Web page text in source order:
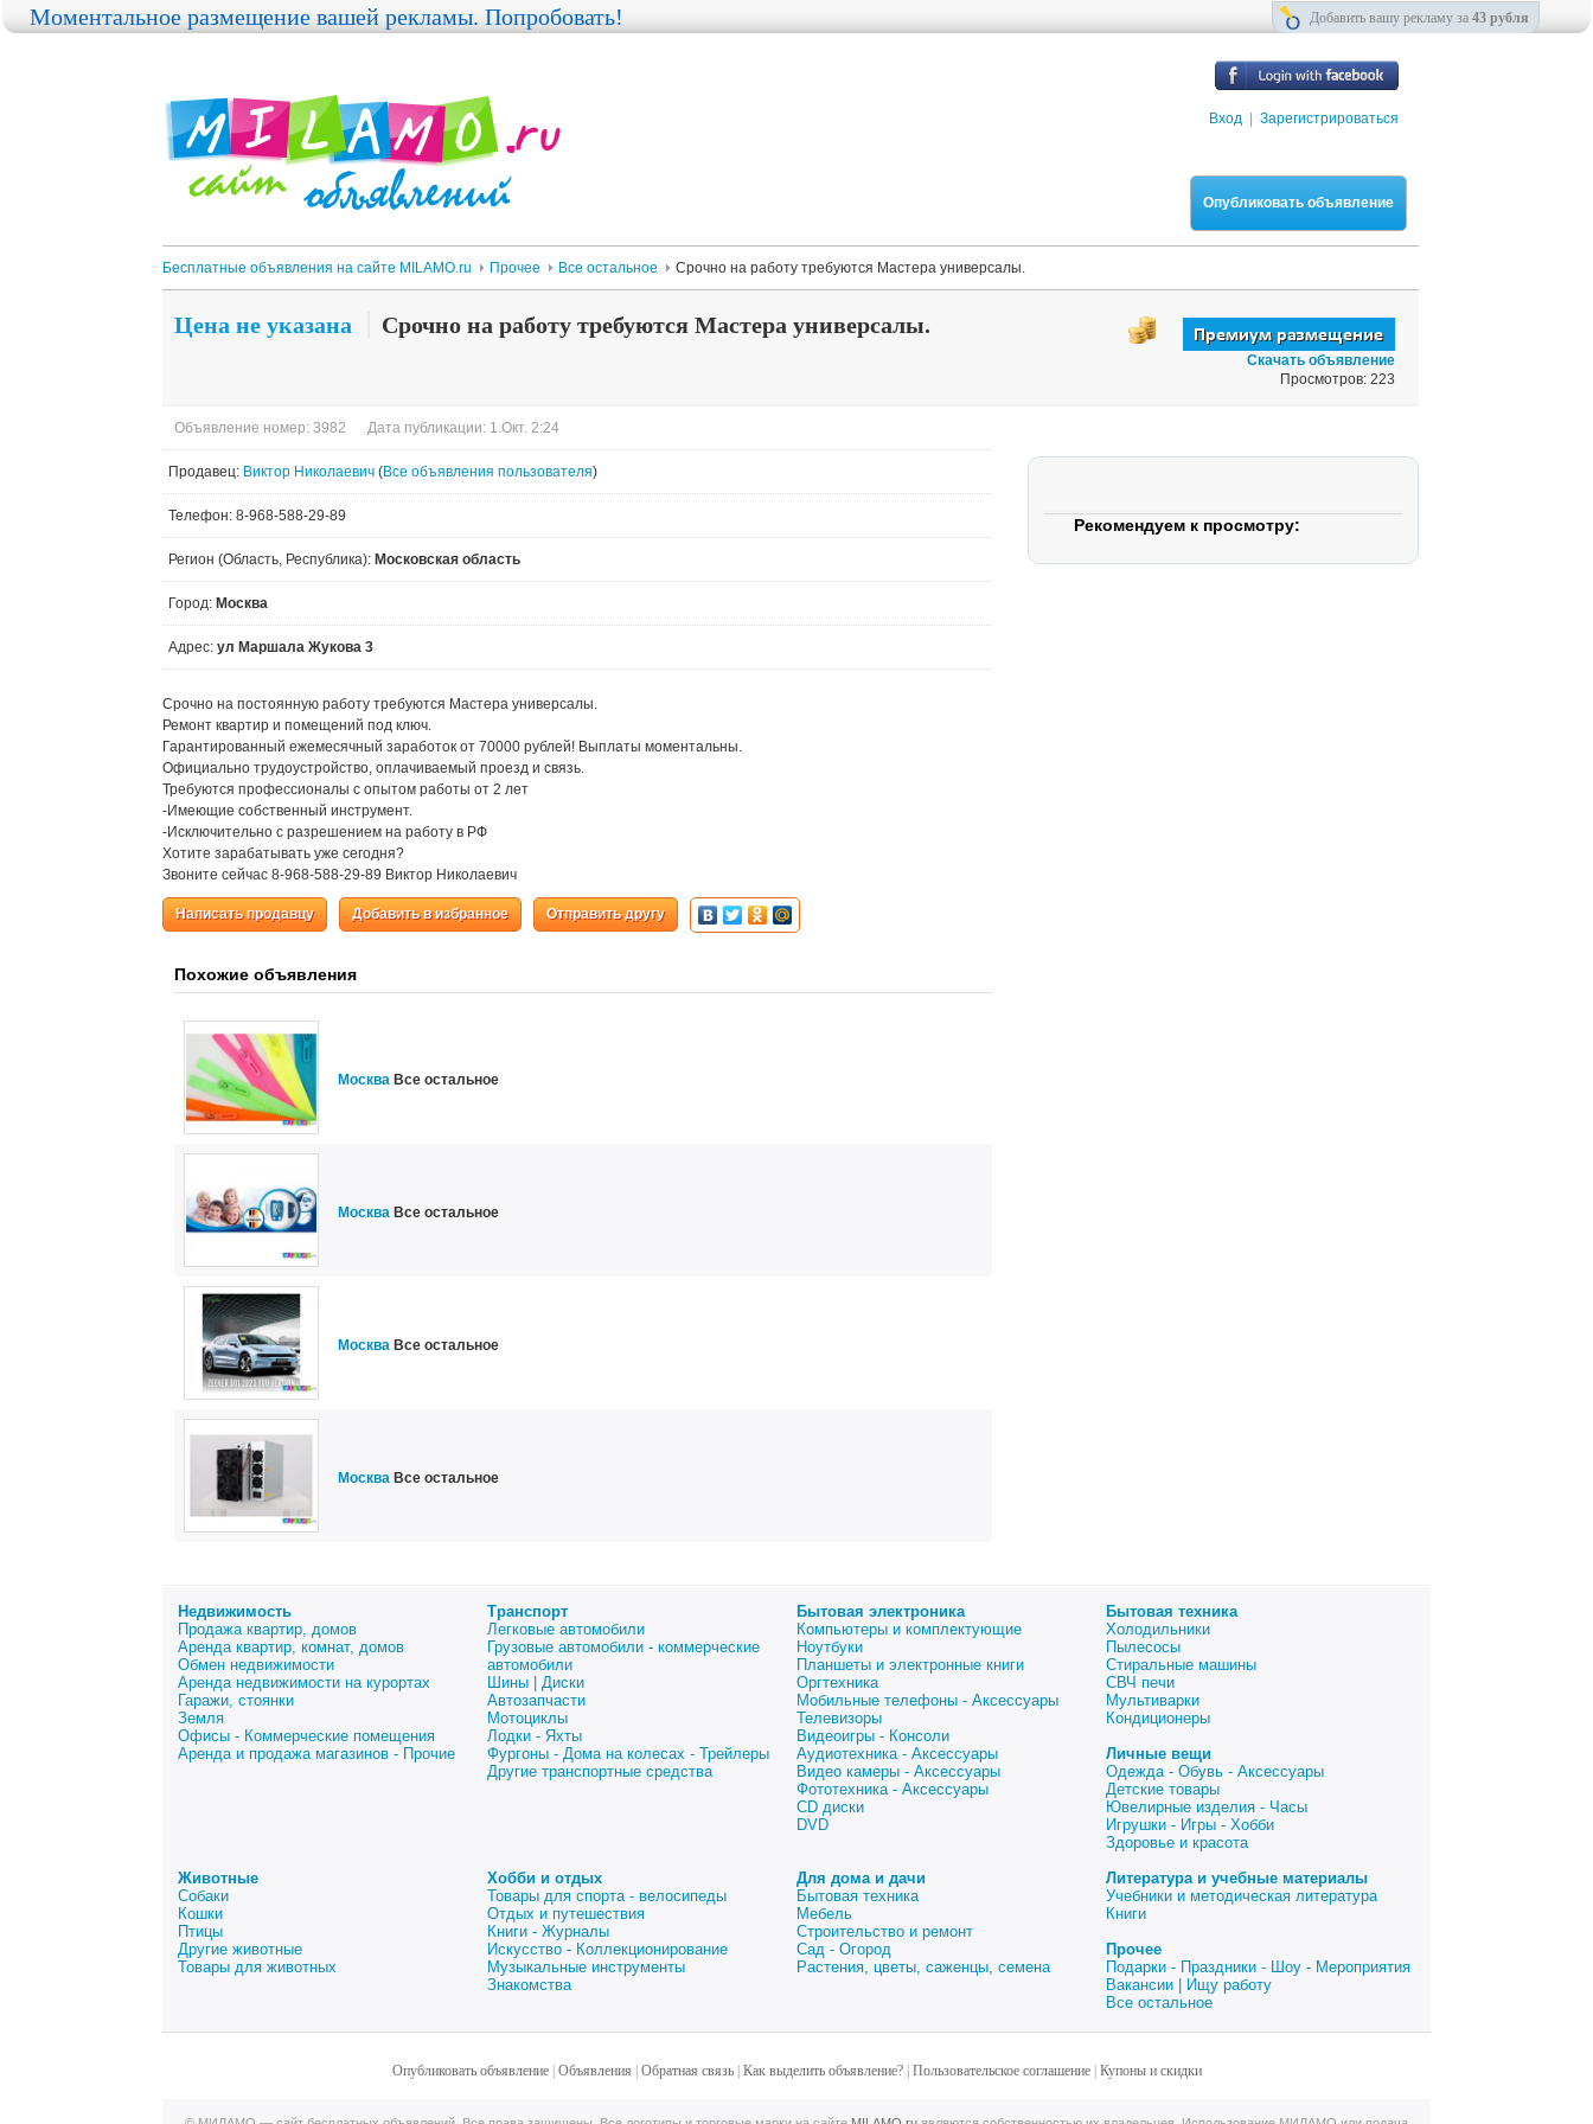
Вход Зарегистрироваться
Опубликовать объявление
Бесплатные объявления на сайте MILAMO.ru Прочее Все остальное Срочно на работу требуются Мастера универсалы.
Цена не указана Срочно на работу требуются Мастера универсалы.
Скачать объявление
Просмотров: 223
Объявление номер: 3982 Дата публикации: 1.Окт. 2:24
Продавец: Виктор Николаевич (Все объявления пользователя)
Телефон: 8-968-588-29-89
Регион (Область, Республика): Московская область
Город: Москва
Адрес: ул Маршала Жукова 3
Срочно на постоянную работу требуются Мастера универсалы.
Ремонт квартир и помещений под ключ.
Гарантированный ежемесячный заработок от 70000 рублей! Выплаты моментальны.
Официально трудоустройство, оплачиваемый проезд и связь.
Требуются профессионалы с опытом работы от 2 лет
-Имеющие собственный инструмент.
-Исключительно с разрешением на работу в РФ
Хотите зарабатывать уже сегодня?
Звоните сейчас 8-968-588-29-89 Виктор Николаевич
Написать продавцу Добавить в избранное Отправить другу
Похожие объявления
Москва Все остальное
Москва Все остальное
Москва Все остальное
Москва Все остальное
Моментальное размещение вашей рекламы. Попробовать! Добавить вашу рекламу за 43 рубля
Рекомендуем к просмотру:
Недвижимость
Продажа квартир, домов
Аренда квартир, комнат, домов
Обмен недвижимости
Аренда недвижимости на курортах
Гаражи, стоянки
Земля
Офисы - Коммерческие помещения
Аренда и продажа магазинов - Прочие
Транспорт
Легковые автомобили
Грузовые автомобили - коммерческие
автомобили
Шины | Диски
Автозапчасти
Мотоциклы
Лодки - Яхты
Фургоны - Дома на колесах - Трейлеры
Другие транспортные средства
Бытовая электроника
Компьютеры и комплектующие
Ноутбуки
Планшеты и электронные книги
Оргтехника
Мобильные телефоны - Аксессуары
Телевизоры
Видеоигры - Консоли
Аудиотехника - Аксессуары
Видео камеры - Аксессуары
Фототехника - Аксессуары
CD диски
DVD
Бытовая техника
Холодильники
Пылесосы
Стиральные машины
СВЧ печи
Мультиварки
Кондиционеры
Личные вещи
Одежда - Обувь - Аксессуары
Детские товары
Ювелирные изделия - Часы
Игрушки - Игры - Хобби
Здоровье и красота
Животные
Собаки
Кошки
Птицы
Другие животные
Товары для животных
Хобби и отдых
Товары для спорта - велосипеды
Отдых и путешествия
Книги - Журналы
Искусство - Коллекционирование
Музыкальные инструменты
Знакомства
Для дома и дачи
Бытовая техника
Мебель
Строительство и ремонт
Сад - Огород
Растения, цветы, саженцы, семена
Литература и учебные материалы
Учебники и методическая литература
Книги
Прочее
Подарки - Праздники - Шоу - Мероприятия
Вакансии | Ищу работу
Все остальное
Опубликовать объявление| Объявления Обратная связь| Как выделить объявление?| Пользовательское соглашение| Купоны и скидки